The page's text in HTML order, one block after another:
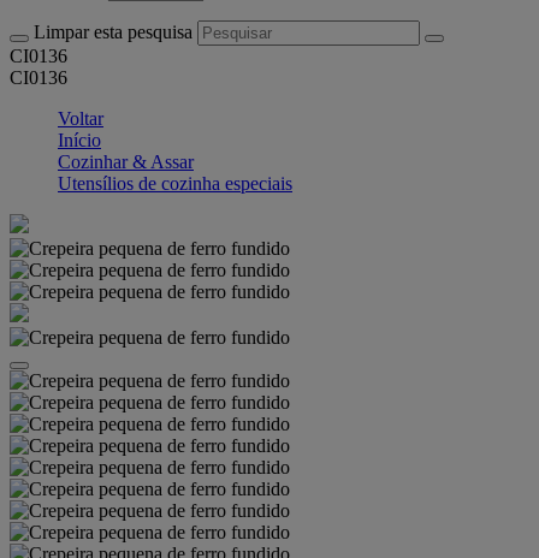
Limpar esta pesquisa
CI0136
CI0136
Voltar
Início
Cozinhar & Assar
Utensílios de cozinha especiais